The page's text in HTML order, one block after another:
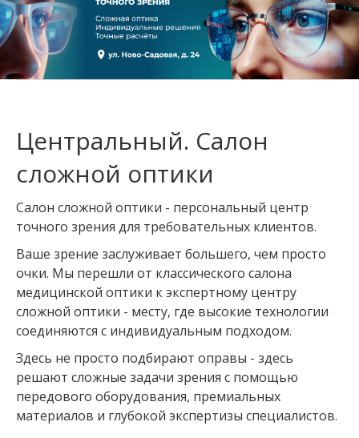
Центральный. Салон
сложной оптики
Салон сложной оптики - персональный центр
точного зрения для требовательных клиентов.
Ваше зрение заслуживает большего, чем просто
очки. Мы перешли от классического салона
медицинской оптики к экспертному центру
сложной оптики - месту, где высокие технологии
соединяются с индивидуальным подходом.
Здесь не просто подбирают оправы - здесь
решают сложные задачи зрения с помощью
передового оборудования, премиальных
материалов и глубокой экспертизы специалистов.